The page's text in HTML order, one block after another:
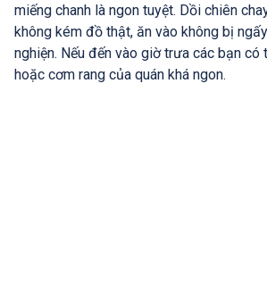
miếng chanh là ngon tuyệt. Dồi chiên
không kém đồ thật, ăn vào không bị
nghiện. Nếu đến vào giờ trưa các bạn có
hoặc cơm rang của quán khá ngon.